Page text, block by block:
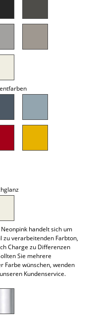
handelt sich um
zu verarbeitenden Farbton,
Charge zu Differenzen
Sie mehrere
Farbe wünschen, wenden
Kundenservice.